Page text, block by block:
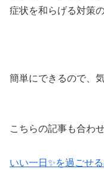
症状を和らげる対策
簡単にできるので、
こちらの記事も合わ
いい一日✨を過ごせ